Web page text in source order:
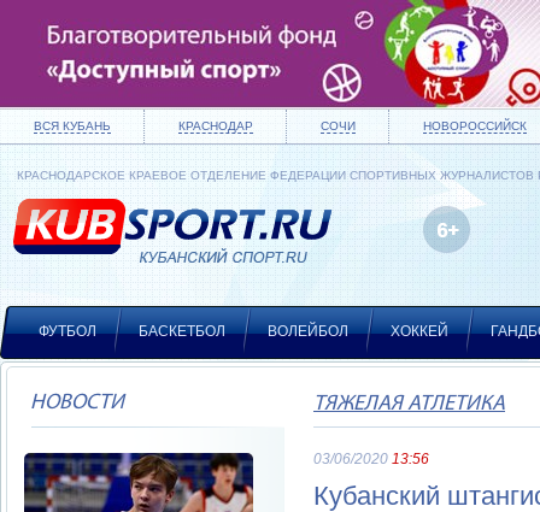
ВСЯ КУБАНЬ КРАСНОДАР СОЧИ НОВОРОССИЙСК
КРАСНОДАРСКОЕ КРАЕВОЕ ОТДЕЛЕНИЕ ФЕДЕРАЦИИ СПОРТИВНЫХ ЖУРНАЛИСТОВ
ФУТБОЛ БАСКЕТБОЛ ВОЛЕЙБОЛ ХОККЕЙ
НОВОСТИ ТЯЖЕЛАЯ АТЛЕТИКА
03/06/2020 13:56
Кубанский